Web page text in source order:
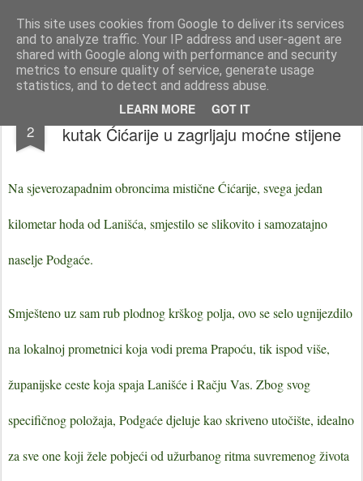
This site uses cookies from Google to deliver its services
and to analyze traffic. Your IP address and user-agent are
shared with Google along with performance and security
metrics to ensure quality of service, generate usage
statistics, and to detect and address abuse.
LEARN MORE GOT IT
Istra photo blog POISTRI.EU © Putopisi | reportaže Istra i Kvarner
Pages
2
Putopisi po Istri @ Podgaće: Skriveni
kutak Ćićarije u zagrljaju moćne stijene
Na sjeverozapadnim obroncima mistične Ćićarije, svega jedan
kilometar hoda od Lanišća, smjestilo se slikovito i samozatajno
naseljePodgaće.
Smješteno uz sam rub plodnog krškog polja, ovo se selo ugnijezdilo
na lokalnoj prometnici koja vodi prema Prapoću, tik ispod više,
županijske ceste koja spaja Lanišće i Račju Vas. Zbog svog
specifičnog položaja, Podgaće djeluje kao skriveno utočište, idealno
za sve one koji žele pobjeći od užurbanog ritma suvremenog života